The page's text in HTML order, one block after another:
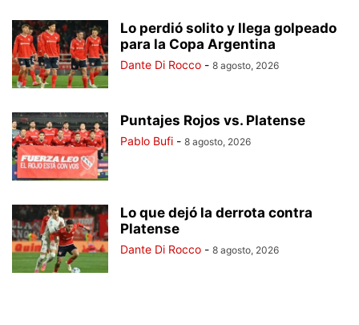
Lo perdió solito y llega golpeado
para la Copa Argentina
Dante Di Rocco - 8 agosto, 2026
Puntajes Rojos vs. Platense
Pablo Bufi - 8 agosto, 2026
Lo que dejó la derrota contra
Platense
Dante Di Rocco - 8 agosto, 2026